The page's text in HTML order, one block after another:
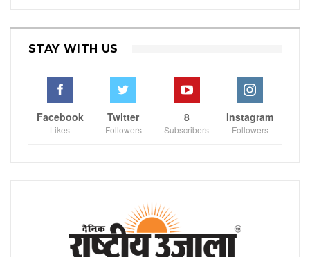
STAY WITH US
Facebook
Likes
Twitter
Followers
8
Subscribers
Instagram
Followers